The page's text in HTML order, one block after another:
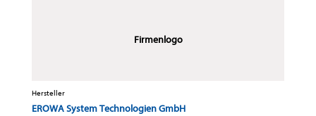
Firmenlogo
Hersteller
EROWA System Technologien GmbH